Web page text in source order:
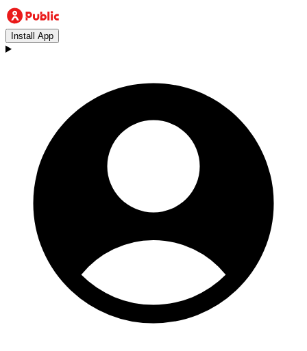
Install App